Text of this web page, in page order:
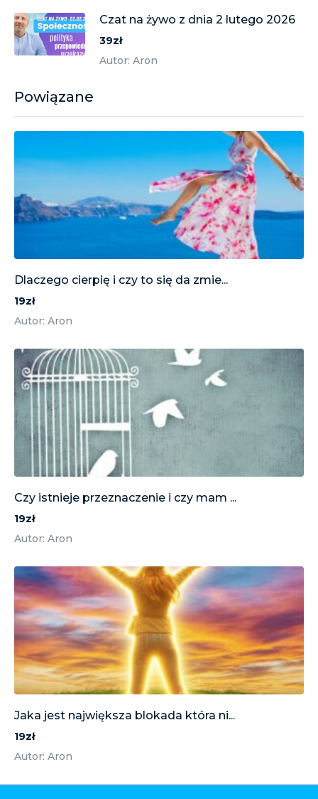
Powiązane
Dlaczego cierpię i czy to się da zmie...
19zł
Autor: Aron
Czy istnieje przeznaczenie i czy mam ...
19zł
Autor: Aron
Jaka jest największa blokada która ni...
19zł
Autor: Aron
Czat na żywo z dnia 2 lutego 2026
39zł
Autor: Aron